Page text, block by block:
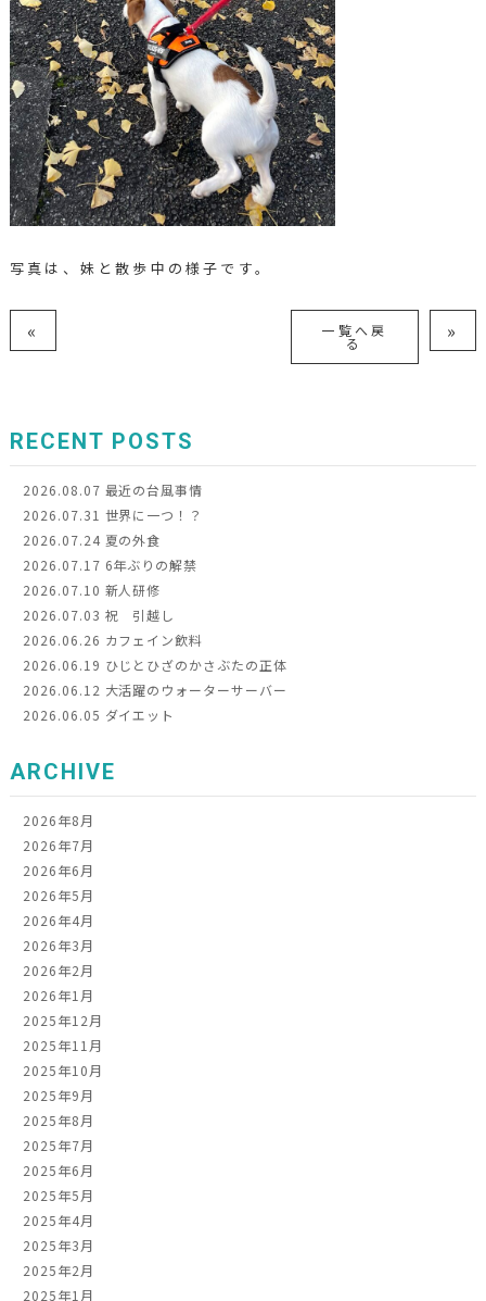
写真は、妹と散歩中の様子です。
« 一覧へ戻
る »
RECENT POSTS
2026.08.07 最近の台風事情
2026.07.31 世界に一つ！？
2026.07.24 夏の外食
2026.07.17 6年ぶりの解禁
2026.07.10 新人研修
2026.07.03 祝 引越し
2026.06.26 カフェイン飲料
2026.06.19 ひじとひざのかさぶたの正体
2026.06.12 大活躍のウォーターサーバー
2026.06.05 ダイエット
ARCHIVE
2026年8月
2026年7月
2026年6月
2026年5月
2026年4月
2026年3月
2026年2月
2026年1月
2025年12月
2025年11月
2025年10月
2025年9月
2025年8月
2025年7月
2025年6月
2025年5月
2025年4月
2025年3月
2025年2月
2025年1月